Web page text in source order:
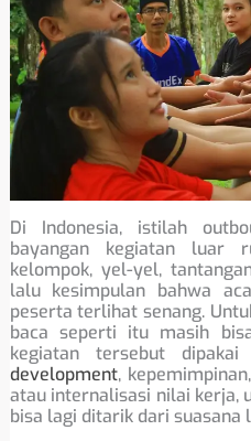
Di Indonesia, istilah
bayangan kegiatan luar
kelompok, yel-yel,
lalu kesimpulan bahwa
peserta terlihat senang.
baca seperti itu masih
kegiatan tersebut
development,
atau internalisasi nilai kerja,
bisa lagi ditarik dari suasana